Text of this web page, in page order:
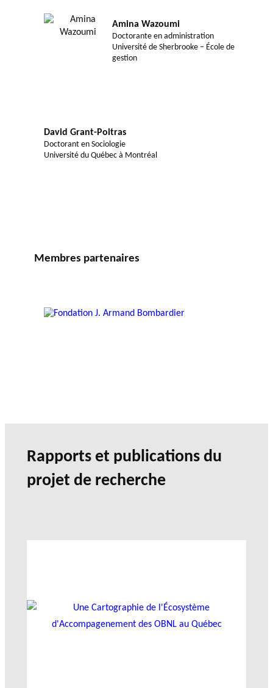
Amina Wazoumi
Doctorante en administration
Université de Sherbrooke – École de
gestion
David Grant-Poitras
Doctorant en Sociologie
Université du Québec à Montréal
Membres partenaires
Rapports et publications du
projet de recherche